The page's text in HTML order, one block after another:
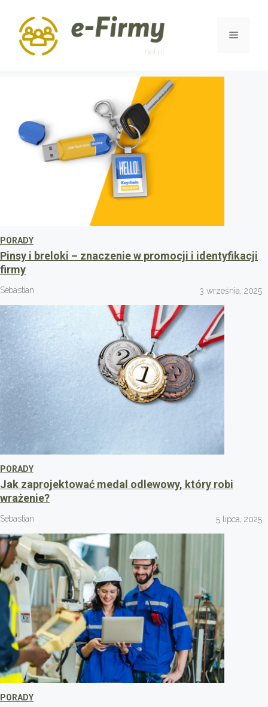
treści
Menu
PORADY
Pinsy i breloki – znaczenie w promocji i identyfikacji
firmy
Sebastian 3 września, 2025
PORADY
Jak zaprojektować medal odlewowy, który robi
wrażenie?
Sebastian 5 lipca, 2025
PORADY